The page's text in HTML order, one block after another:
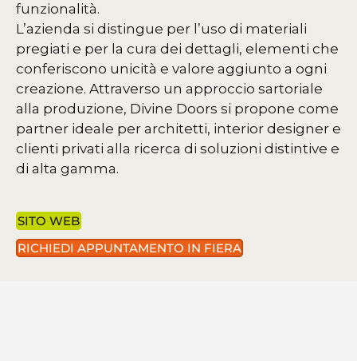
funzionalità.
L’azienda si distingue per l’uso di materiali
pregiati e per la cura dei dettagli, elementi che
conferiscono unicità e valore aggiunto a ogni
creazione. Attraverso un approccio sartoriale
alla produzione, Divine Doors si propone come
partner ideale per architetti, interior designer e
clienti privati alla ricerca di soluzioni distintive e
di alta gamma.
SITO WEB
RICHIEDI APPUNTAMENTO IN FIERA